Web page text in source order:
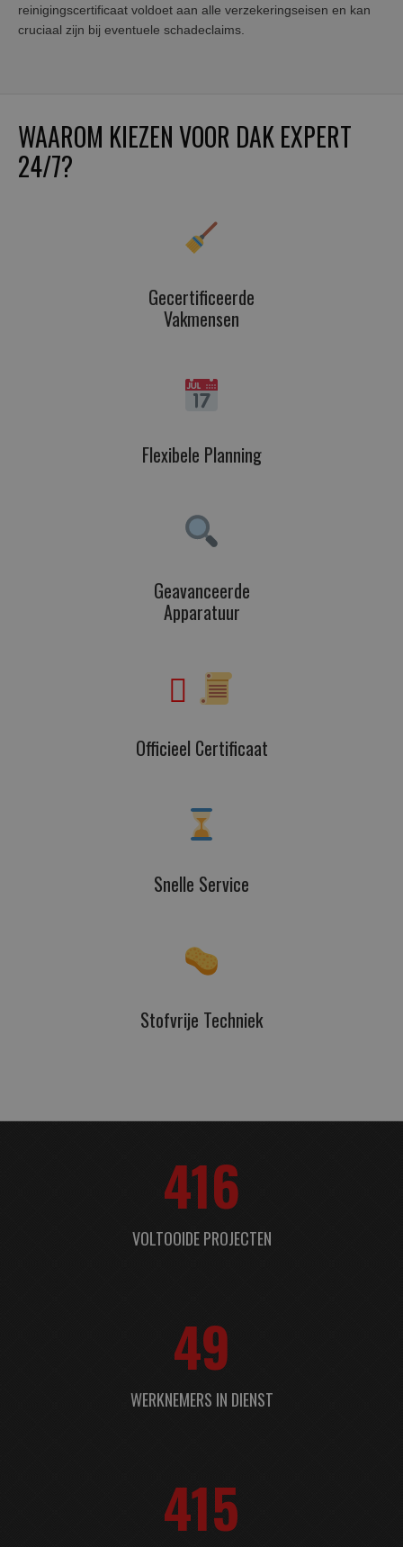
reinigingscertificaat voldoet aan alle verzekeringseisen en kan
cruciaal zijn bij eventuele schadeclaims.
WAAROM KIEZEN VOOR DAK EXPERT
24/7?
Gecertificeerde
Vakmensen
Flexibele Planning
Geavanceerde
Apparatuur
Officieel Certificaat
Snelle Service
Stofvrije Techniek
416
VOLTOOIDE PROJECTEN
49
WERKNEMERS IN DIENST
415